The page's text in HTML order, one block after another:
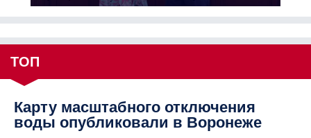
ТОП
Карту масштабного отключения
воды опубликовали в Воронеже